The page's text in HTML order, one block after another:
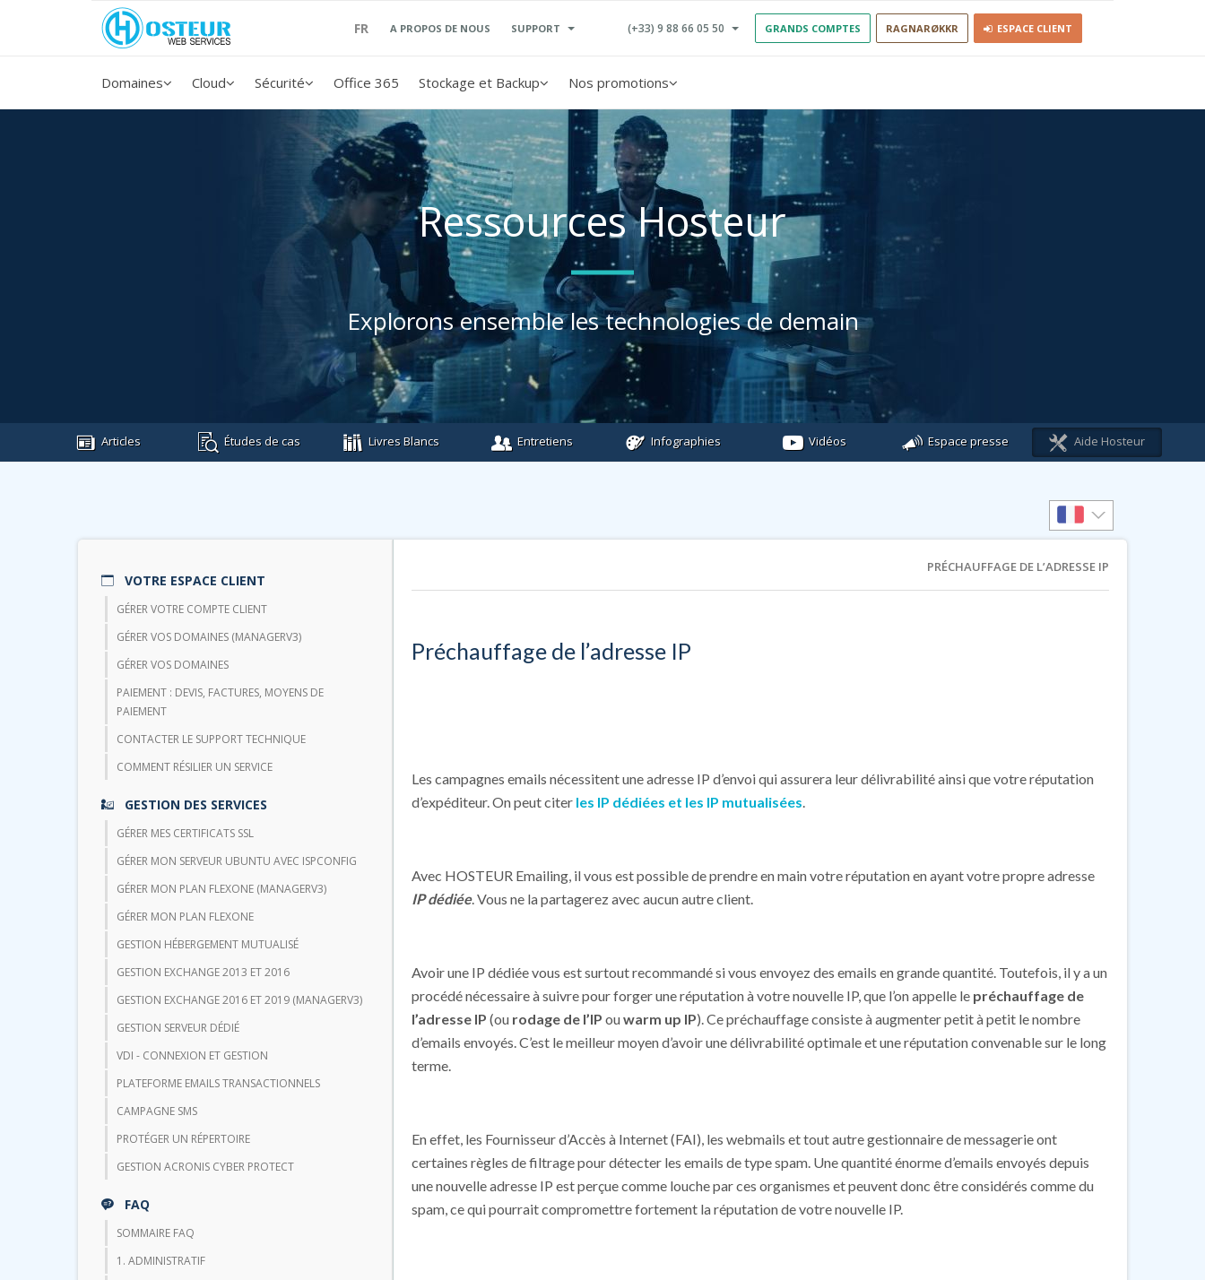
FR A PROPOS DE NOUS SUPPORT (+33) 9 88 66 05 50 GRANDS COMPTES RAGNARØKKR ESPACE CLIENT
Domaines Cloud Sécurité Office 365 Stockage et Backup Nos promotions
Ressources Hosteur
Explorons ensemble les technologies de demain
Articles Études de cas Livres Blancs Entretiens Infographies Vidéos Espace presse Aide Hosteur
VOTRE ESPACE CLIENT
GÉRER VOTRE COMPTE CLIENT
GÉRER VOS DOMAINES (MANAGERV3)
GÉRER VOS DOMAINES
PAIEMENT : DEVIS, FACTURES, MOYENS DE
PAIEMENT
CONTACTER LE SUPPORT TECHNIQUE
COMMENT RÉSILIER UN SERVICE
GESTION DES SERVICES
GÉRER MES CERTIFICATS SSL
GÉRER MON SERVEUR UBUNTU AVEC ISPCONFIG
GÉRER MON PLAN FLEXONE (MANAGERV3)
GÉRER MON PLAN FLEXONE
GESTION HÉBERGEMENT MUTUALISÉ
GESTION EXCHANGE 2013 ET 2016
GESTION EXCHANGE 2016 ET 2019 (MANAGERV3)
GESTION SERVEUR DÉDIÉ
VDI - CONNEXION ET GESTION
PLATEFORME EMAILS TRANSACTIONNELS
CAMPAGNE SMS
PROTÉGER UN RÉPERTOIRE
GESTION ACRONIS CYBER PROTECT
FAQ
SOMMAIRE FAQ
1. ADMINISTRATIF
PRÉCHAUFFAGE DE L’ADRESSE IP
Préchauffage de l’adresse IP
Les campagnes emails nécessitent une adresse IP d’envoi qui assurera leur délivrabilité ainsi que votre réputation
d’expéditeur. On peut citer les IP dédiées et les IP mutualisées.
Avec HOSTEUR Emailing, il vous est possible de prendre en main votre réputation en ayant votre propre adresse
IP dédiée. Vous ne la partagerez avec aucun autre client.
Avoir une IP dédiée vous est surtout recommandé si vous envoyez des emails en grande quantité. Toutefois, il y a un
procédé nécessaire à suivre pour forger une réputation à votre nouvelle IP, que l’on appelle le préchauffage de
l’adresse IP (ou rodage de l’IP ouwarm up IP). Ce préchauffage consiste à augmenter petit à petit le nombre
d’emails envoyés. C’est le meilleur moyen d’avoir une délivrabilité optimale et une réputation convenable sur le long
terme.
En effet, les Fournisseur d’Accès à Internet (FAI), les webmails et tout autre gestionnaire de messagerie ont
certaines règles de filtrage pour détecter les emails de type spam. Une quantité énorme d’emails envoyés depuis
une nouvelle adresse IP est perçue comme louche par ces organismes et peuvent donc être considérés comme du
spam, ce qui pourrait compromettre fortement la réputation de votre nouvelle IP.